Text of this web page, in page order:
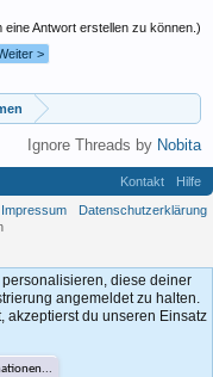
Antwort erstellen zu können.)
>
Ignore Threads by Nobita
Kontakt
Hilfe
Impressum
Datenschutzerklärung
diese deiner
angemeldet zu halten.
akzeptierst du unseren Einsatz